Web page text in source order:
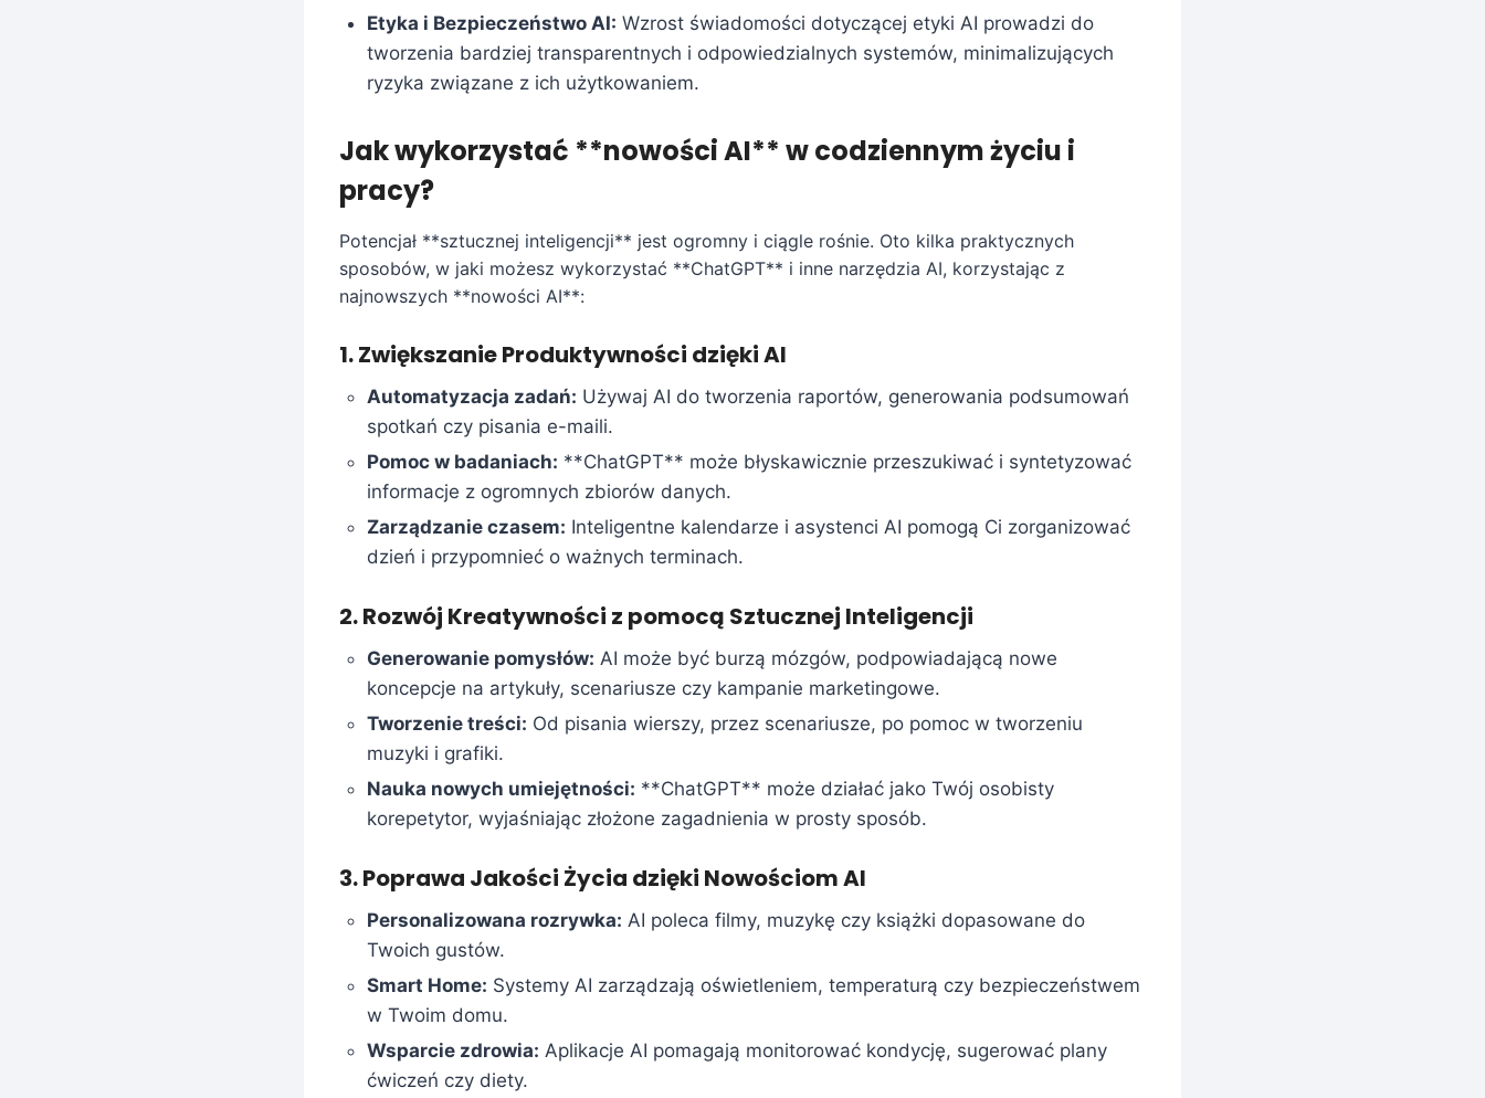
Etyka i Bezpieczeństwo AI: Wzrost świadomości dotyczącej etyki AI prowadzi do
tworzenia bardziej transparentnych i odpowiedzialnych systemów, minimalizujących
ryzyka związane z ich użytkowaniem.
Jak wykorzystać **nowości AI** w codziennym życiu i
pracy?
Potencjał **sztucznej inteligencji** jest ogromny i ciągle rośnie. Oto kilka praktycznych
sposobów, w jaki możesz wykorzystać **ChatGPT** i inne narzędzia AI, korzystając z
najnowszych **nowości AI**:
1. Zwiększanie Produktywności dzięki AI
Automatyzacja zadań: Używaj AI do tworzenia raportów, generowania podsumowań
spotkań czy pisania e-maili.
Pomoc w badaniach: **ChatGPT** może błyskawicznie przeszukiwać i syntetyzować
informacje z ogromnych zbiorów danych.
Zarządzanie czasem: Inteligentne kalendarze i asystenci AI pomogą Ci zorganizować
dzień i przypomnieć o ważnych terminach.
2. Rozwój Kreatywności z pomocą Sztucznej Inteligencji
Generowanie pomysłów: AI może być burzą mózgów, podpowiadającą nowe
koncepcje na artykuły, scenariusze czy kampanie marketingowe.
Tworzenie treści: Od pisania wierszy, przez scenariusze, po pomoc w tworzeniu
muzyki i grafiki.
Nauka nowych umiejętności: **ChatGPT** może działać jako Twój osobisty
korepetytor, wyjaśniając złożone zagadnienia w prosty sposób.
3. Poprawa Jakości Życia dzięki Nowościom AI
Personalizowana rozrywka: AI poleca filmy, muzykę czy książki dopasowane do
Twoich gustów.
Smart Home: Systemy AI zarządzają oświetleniem, temperaturą czy bezpieczeństwem
w Twoim domu.
Wsparcie zdrowia: Aplikacje AI pomagają monitorować kondycję, sugerować plany
ćwiczeń czy diety.